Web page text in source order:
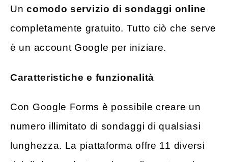
Uncomodo servizio di sondaggi online
completamente gratuito. Tutto ciò che serve
è un account Google per iniziare.
Caratteristiche e funzionalità
Con Google Forms è possibile creare un
numero illimitato di sondaggi di qualsiasi
lunghezza. La piattaforma offre 11 diversi